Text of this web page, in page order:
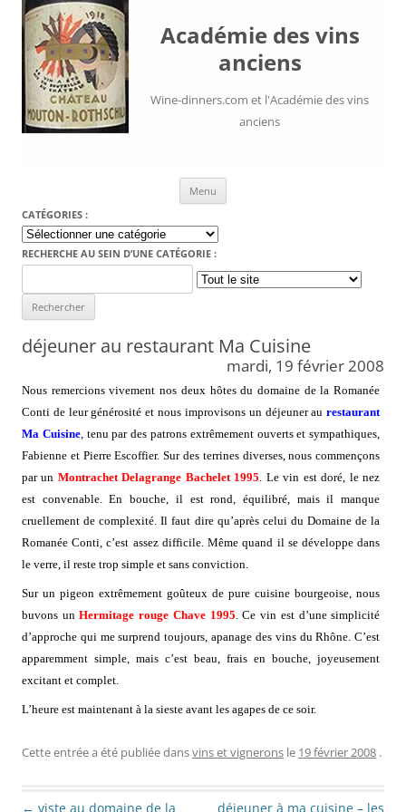
Académie des vins
anciens
Wine-dinners.com et l'Académie des vins
anciens
Menu
CATÉGORIES :
Catégories
:
RECHERCHE AU SEIN D’UNE CATÉGORIE :
for:
déjeuner au restaurant Ma Cuisine
mardi, 19 février 2008
Nous remercions vivement nos deux hôtes du domaine de la Romanée
Conti de leur générosité et nous improvisons un déjeuner aurestaurant
Ma Cuisine, tenu par des patrons extrêmement ouverts et sympathiques,
Fabienne et Pierre Escoffier. Sur des terrines diverses, nous commençons
par un Montrachet Delagrange Bachelet 1995 . Le vin est doré, le nez
est convenable. En bouche, il est rond, équilibré, mais il manque
cruellement de complexité. Il faut dire qu’après celui du Domaine de la
Romanée Conti, c’est assez difficile. Même quand il se développe dans
le verre, il reste trop simple et sans conviction.
Sur un pigeon extrêmement goûteux de pure cuisine bourgeoise, nous
buvons unHermitage rouge Chave 1995 . Ce vin est d’une simplicité
d’approche qui me surprend toujours, apanage des vins du Rhône. C’est
apparemment simple, mais c’est beau, frais en bouche, joyeusement
excitant et complet.
L’heure est maintenant à la sieste avant les agapes de ce soir.
Cette entrée a été publiée dansvins et vignerons le 19 février 2008 .
Navigation des articles
← viste au domaine de la déjeuner à ma cuisine – les